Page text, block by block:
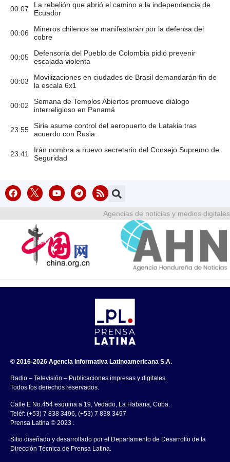
00:07
La rebelión que abrió el camino a la independencia de
Ecuador
00:06
Mineros chilenos se manifestarán por la defensa del
cobre
00:05
Defensoría del Pueblo de Colombia pidió prevenir
escalada violenta
00:03
Movilizaciones en ciudades de Brasil demandarán fin de
la escala 6x1
00:02
Semana de Templos Abiertos promueve diálogo
interreligioso en Panamá
23:55
Siria asume control del aeropuerto de Latakia tras
acuerdo con Rusia
23:41
Irán nombra a nuevo secretario del Consejo Supremo de
Seguridad
Agencias de noticias y medios digitales
© 2016-2026 Agencia Informativa Latinoamericana S.A.
Radio – Televisión – Publicaciones impresas y digitales.
Todos los derechos reservados.
Calle E No.454 esquina a 19, Vedado, La Habana, Cuba.
Teléf: (+53) 7 838 3496, (+53) 7 838 3497
Prensa Latina © 2023 .
Sitio diseñado y desarrollado por el Departamento de Desarrollo de la
Dirección Técnica de Prensa Latina.